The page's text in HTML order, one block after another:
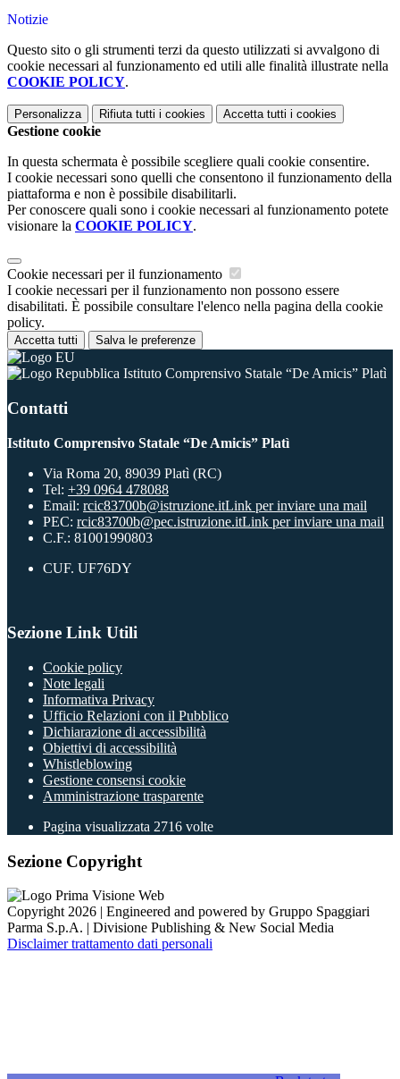
Notizie
Questo sito o gli strumenti terzi da questo utilizzati si avvalgono di
cookie necessari al funzionamento ed utili alle finalità illustrate nella
COOKIE POLICY.
Personalizza Rifiuta tutti i cookies Accetta tutti i cookies
Gestione cookie
In questa schermata è possibile scegliere quali cookie consentire.
I cookie necessari sono quelli che consentono il funzionamento della
piattaforma e non è possibile disabilitarli.
Per conoscere quali sono i cookie necessari al funzionamento potete
visionare la COOKIE POLICY.
Cookie necessari per il funzionamento
I cookie necessari per il funzionamento non possono essere
disabilitati. È possibile consultare l'elenco nella pagina della cookie
policy.
Accetta tutti Salva le preferenze
Istituto Comprensivo Statale “De Amicis” Platì
Contatti
Istituto Comprensivo Statale “De Amicis” Platì
Via Roma 20, 89039 Platì (RC)
Tel: +39 0964 478088
Email: rcic83700b@istruzione.itLink per inviare una mail
PEC: rcic83700b@pec.istruzione.itLink per inviare una mail
C.F.: 81001990803
CUF. UF76DY
Sezione Link Utili
Cookie policy
Note legali
Informativa Privacy
Ufficio Relazioni con il Pubblico
Dichiarazione di accessibilità
Obiettivi di accessibilità
Whistleblowing
Gestione consensi cookie
Amministrazione trasparente
Pagina visualizzata 2716 volte
Sezione Copyright
Copyright 2026 | Engineered and powered by Gruppo Spaggiari
Parma S.p.A. | Divisione Publishing & New Social Media
Disclaimer trattamento dati personali